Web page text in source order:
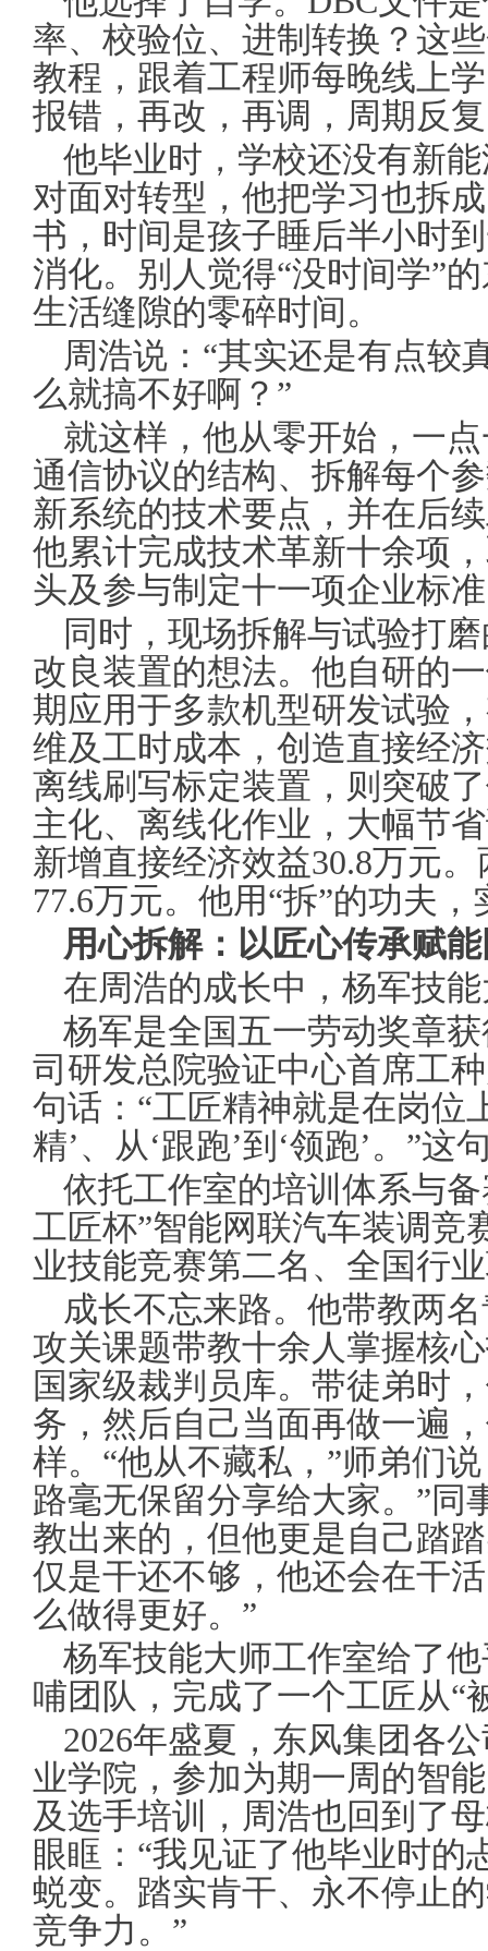
率、校验位、进制转换？这
教程，跟着工程师每晚线上
报错，再改，再调，周期反
他毕业时，学校还没有新
对面对转型，他把学习也拆
书，时间是孩子睡后半小时
消化。别人觉得“没时间学”
生活缝隙的零碎时间。
周浩说：“其实还是有点较
么就搞不好啊？”
就这样，他从零开始，一
通信协议的结构、拆解每个
新系统的技术要点，并在后
他累计完成技术革新十余项
头及参与制定十一项企业标
同时，现场拆解与试验打
改良装置的想法。他自研的
期应用于多款机型研发试验
维及工时成本，创造直接经
离线刷写标定装置，则突破
主化、离线化作业，大幅节
新增直接经济效益30.8万元
77.6万元。他用“拆”的功夫
用心拆解：以匠心传承赋
在周浩的成长中，杨军技
杨军是全国五一劳动奖章
司研发总院验证中心首席工
句话：“工匠精神就是在岗位
精’、从‘跟跑’到‘领跑’。”这
依托工作室的培训体系与
工匠杯”智能网联汽车装调竞
业技能竞赛第二名、全国行
成长不忘来路。他带教两
攻关课题带教十余人掌握核
国家级裁判员库。带徒弟时
务，然后自己当面再做一遍
样。“他从不藏私，”师弟们
路毫无保留分享给大家。”同
教出来的，但他更是自己踏
仅是干还不够，他还会在干
么做得更好。”
杨军技能大师工作室给了
哺团队，完成了一个工匠从“
2026年盛夏，东风集团各
业学院，参加为期一周的智
及选手培训，周浩也回到了
眼眶：“我见证了他毕业时的
蜕变。踏实肯干、永不停止
竞争力。”